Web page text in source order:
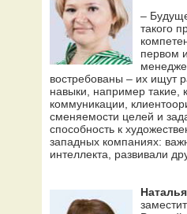
–
такого
первом
востребованы – их ищут
навыки, например такие,
коммуникации,
сменяемости целей и
способность к
западных компаниях:
интеллекта, развивали